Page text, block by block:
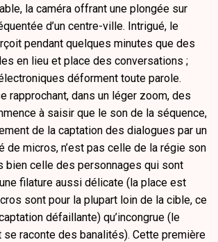
la caméra offrant une plongée sur
d’un centre-ville. Intrigué, le
pendant quelques minutes que des
en lieu et place des conversations ;
déforment toute parole.
rapprochant, dans un léger zoom, des
à saisir que le son de la séquence,
de la captation des dialogues par un
micros, n’est pas celle de la régie son
bien celle des personnages qui sont
filature aussi délicate (la place est
sont pour la plupart loin de la cible, ce
défaillante) qu’incongrue (le
se raconte des banalités). Cette première